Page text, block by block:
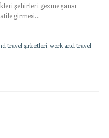
şehirleri gezme şansı
girmesi...
travel şirketleri,work and travel